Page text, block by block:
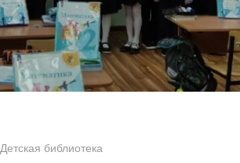
Детская библиотека